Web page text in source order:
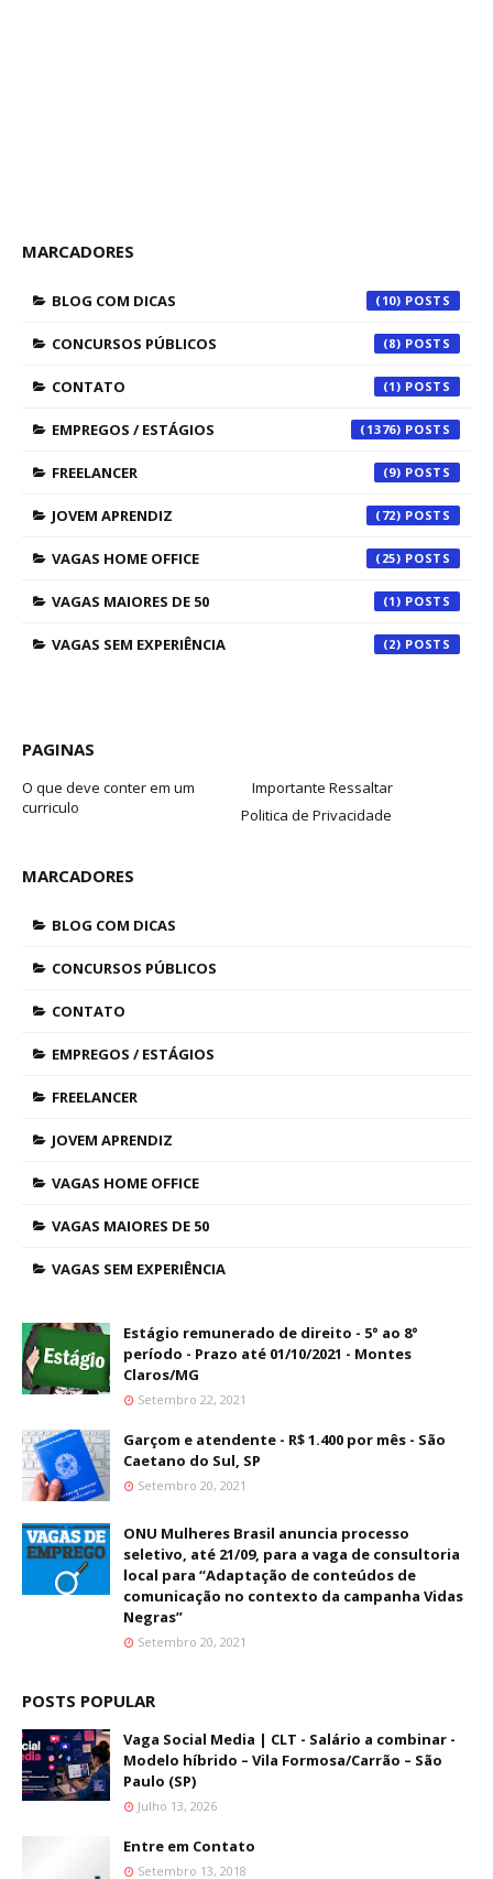
MARCADORES
BLOG COM DICAS (10)
CONCURSOS PÚBLICOS (8)
CONTATO (1)
EMPREGOS / ESTÁGIOS (1376)
FREELANCER (9)
JOVEM APRENDIZ (72)
VAGAS HOME OFFICE (25)
VAGAS MAIORES DE 50 (1)
VAGAS SEM EXPERIÊNCIA (2)
PAGINAS
O que deve conter em um
curriculo
Importante Ressaltar
Politica de Privacidade
MARCADORES
BLOG COM DICAS
CONCURSOS PÚBLICOS
CONTATO
EMPREGOS / ESTÁGIOS
FREELANCER
JOVEM APRENDIZ
VAGAS HOME OFFICE
VAGAS MAIORES DE 50
VAGAS SEM EXPERIÊNCIA
Estágio remunerado de direito - 5° ao 8°
período - Prazo até 01/10/2021 - Montes
Claros/MG
Setembro 22, 2021
Garçom e atendente - R$ 1.400 por mês - São
Caetano do Sul, SP
Setembro 20, 2021
ONU Mulheres Brasil anuncia processo
seletivo, até 21/09, para a vaga de consultoria
local para “Adaptação de conteúdos de
comunicação no contexto da campanha Vidas
Negras”
Setembro 20, 2021
POSTS POPULAR
Vaga Social Media | CLT - Salário a combinar -
Modelo híbrido – Vila Formosa/Carrão – São
Paulo (SP)
Julho 13, 2026
Entre em Contato
Setembro 13, 2018